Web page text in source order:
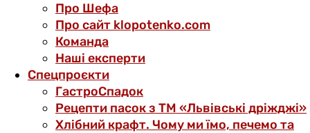
Про Шефа
Про сайт klopotenko.com
Команда
Наші експерти
Спецпроєкти
ГастроСпадок
Рецепти пасок з ТМ «Львівські дріжджі»
Хлібний крафт. Чому ми їмо, печемо та